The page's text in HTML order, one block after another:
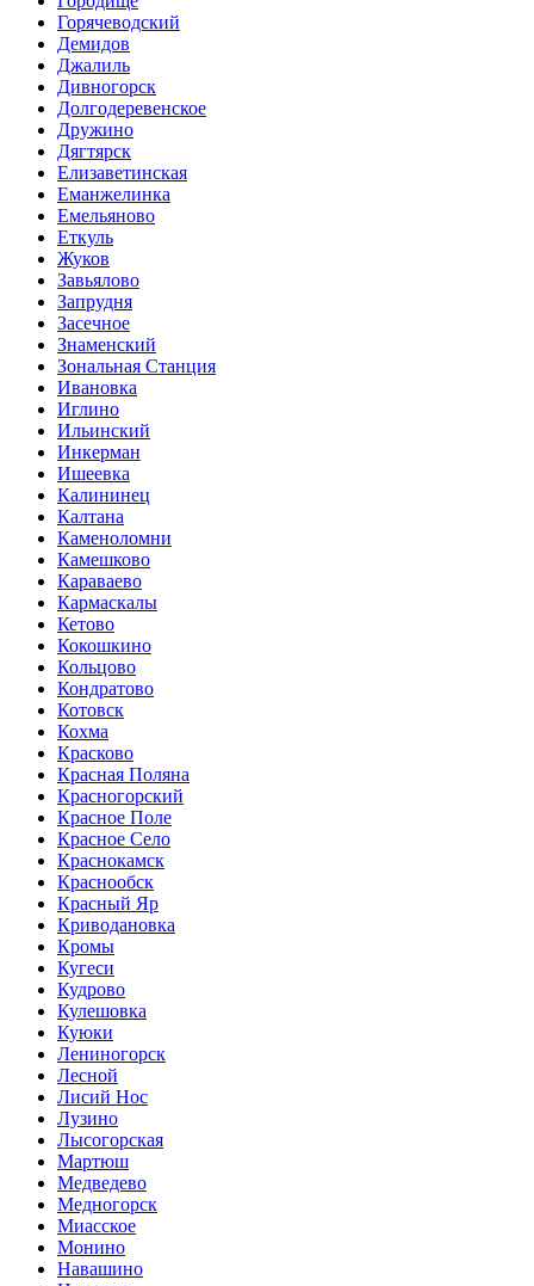
Горячеводский
Демидов
Джалиль
Дивногорск
Долгодеревенское
Дружино
Дягтярск
Елизаветинская
Еманжелинка
Емельяново
Еткуль
Жуков
Завьялово
Запрудня
Засечное
Знаменский
Зональная Станция
Ивановка
Иглино
Ильинский
Инкерман
Ишеевка
Калининец
Калтана
Каменоломни
Камешково
Караваево
Кармаскалы
Кетово
Кокошкино
Кольцово
Кондратово
Котовск
Кохма
Красково
Красная Поляна
Красногорский
Красное Поле
Красное Село
Краснокамск
Краснообск
Красный Яр
Криводановка
Кромы
Кугеси
Кудрово
Кулешовка
Куюки
Лениногорск
Лесной
Лисий Нос
Лузино
Лысогорская
Мартюш
Медведево
Медногорск
Миасское
Монино
Навашино